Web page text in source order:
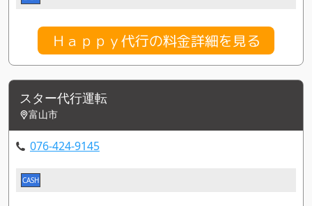
Ｈａｐｐｙ代行の料金詳細を見る
スター代行運転
富山市
076-424-9145
CASH